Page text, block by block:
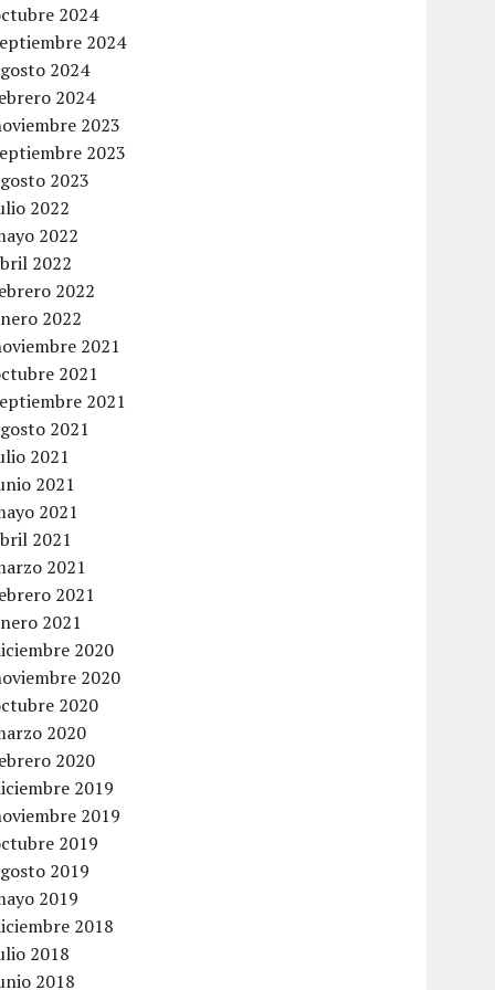
2024
2024
2024
2024
2023
2023
2023
2022
2022
2022
2022
2022
2021
2021
2021
2021
2021
2021
2021
2021
2021
2021
2021
2020
2020
2020
2020
2020
2019
2019
2019
2019
2019
2018
2018
2018